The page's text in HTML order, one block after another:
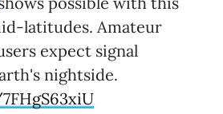
latitudes. Amateur
expect signal
nightside.